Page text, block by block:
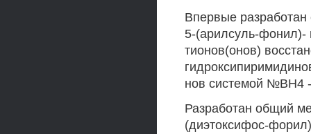
Впервые разработан
5-(арилсуль-фонил)-
тионов(онов)
нов системой
Разработан общий
(диэтоксифос-